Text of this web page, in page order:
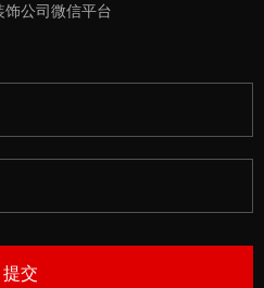
饰公司微信平台
提交